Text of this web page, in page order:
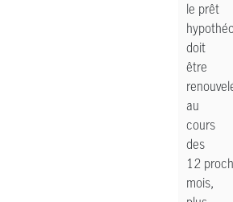
le prêt
doit
être
au
cours
des
12
mois,